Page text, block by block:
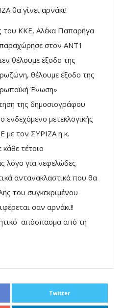
θα γίνει αρνάκι!
του ΚΚΕ, Αλέκα Παπαρήγα
στον ΑΝΤ1
θέλουμε έξοδο της
θέλουμε έξοδο της
Ένωση»
της δημοσιογράφου
ενδεχόμενο μετεκλογικής
με τον ΣΥΡΙΖΑ η κ.
τέτοιο
λόγο για νεφελώδες
αντανακλαστικά που θα
του συγκεκριμένου
σαν αρνάκι!!
απόσπασμα από τη
Twitter